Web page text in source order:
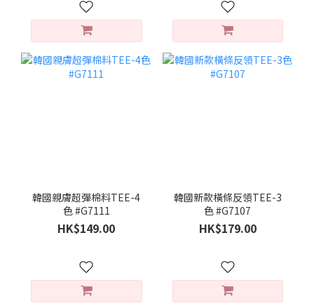
韓國親膚超彈棉料TEE-4
色 #G7111
HK$149.00
韓國新款橫條反領TEE-3
色 #G7107
HK$179.00